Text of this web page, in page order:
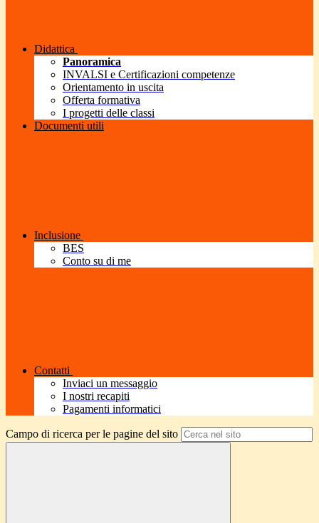
Didattica
Panoramica
INVALSI e Certificazioni competenze
Orientamento in uscita
Offerta formativa
I progetti delle classi
Documenti utili
Inclusione
BES
Conto su di me
Contatti
Inviaci un messaggio
I nostri recapiti
Pagamenti informatici
Campo di ricerca per le pagine del sito